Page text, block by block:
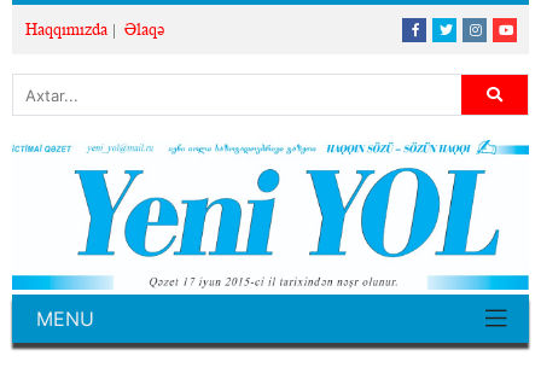
Haqqımızda Əlaqə
MENU